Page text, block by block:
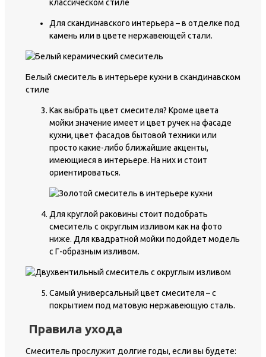
классическом стиле
Для скандинавского интерьера – в отделке под
камень или в цвете нержавеющей стали.
Белый смеситель в интерьере кухни в скандинавском
стиле
Как выбрать цвет смесителя? Кроме цвета
мойки значение имеет и цвет ручек на фасаде
кухни, цвет фасадов бытовой техники или
просто какие-либо ближайшие акценты,
имеющиеся в интерьере. На них и стоит
ориентироваться.
Для круглой раковины стоит подобрать
смеситель с округлым изливом как на фото
ниже. Для квадратной мойки подойдет модель
с Г-образным изливом.
Самый универсальный цвет смесителя – с
покрытием под матовую нержавеющую сталь.
Правила ухода
Смеситель прослужит долгие годы, если вы будете: